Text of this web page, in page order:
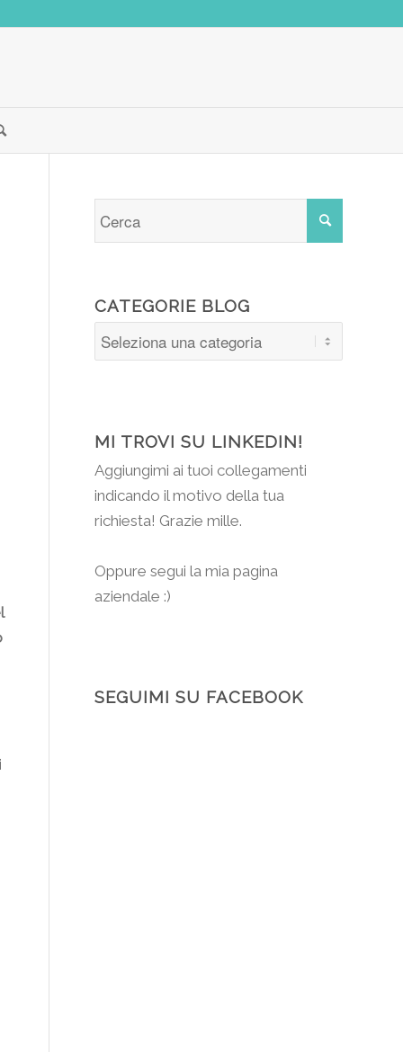
CATEGORIE BLOG
MI TROVI SU LINKEDIN!
Aggiungimi ai tuoi collegamenti
indicando il motivo della tua
richiesta! Grazie mille.
Oppure segui la mia pagina
aziendale :)
SEGUIMI SU FACEBOOK